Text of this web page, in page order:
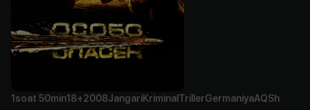
1soat 50min18+2008JangariKriminal TrillerGermaniyaAQSh